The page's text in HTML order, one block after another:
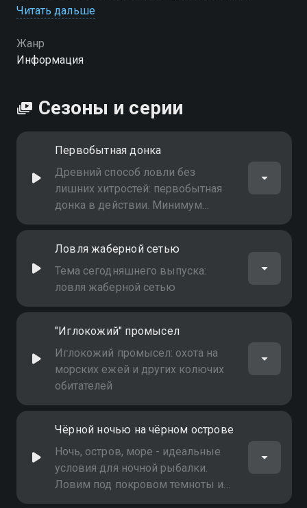
рыболовов. Откройте секреты их успеха и стратегии
конфликтов
Читать дальше
Жанр
Информация
Сезоны и серии
Первобытная донка
Древний способ ловли без
лишних хитростей: первобытная
донка в действии. Минимум
снаряжения - максимум азарта и
Ловля жаберной сетью
Тема сегодняшнего выпуска:
ловля жаберной сетью
"Иглокожий" промысел
Иглокожий промысел: охота на
морских ежей и других колючих
обитателей
Чёрной ночью на чёрном острове
Ночь, остров, море - идеальные
условия для ночной рыбалки.
Ловим под покровом темноты и
наслаждаемся романтикой